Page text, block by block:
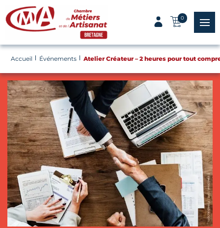
Panneau de gestion des cookies
0
menu
Accueil Événements Atelier Créateur – 2 heures pour tout